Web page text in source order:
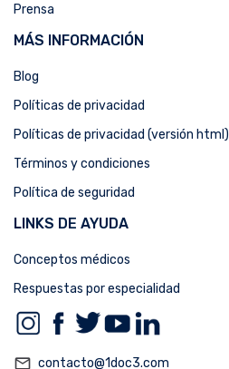
Prensa
MÁS INFORMACIÓN
Blog
Políticas de privacidad
Políticas de privacidad (versión html)
Términos y condiciones
Política de seguridad
LINKS DE AYUDA
Conceptos médicos
Respuestas por especialidad
mail_outline contacto@1doc3.com